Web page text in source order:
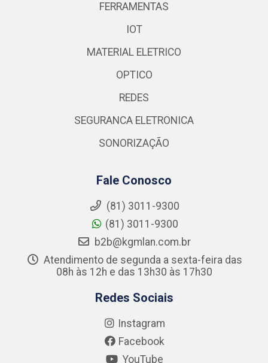
FERRAMENTAS
IOT
MATERIAL ELETRICO
OPTICO
REDES
SEGURANCA ELETRONICA
SONORIZAÇÃO
Fale Conosco
(81) 3011-9300
(81) 3011-9300
b2b@kgmlan.com.br
Atendimento de segunda a sexta-feira das
08h às 12h e das 13h30 às 17h30
Redes Sociais
Instagram
Facebook
YouTube